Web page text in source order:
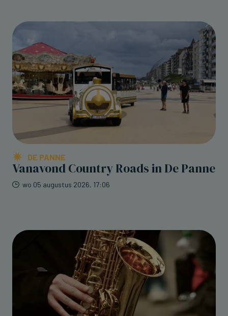
DE PANNE
Vanavond Country Roads in De Panne
wo 05 augustus 2026, 17:06